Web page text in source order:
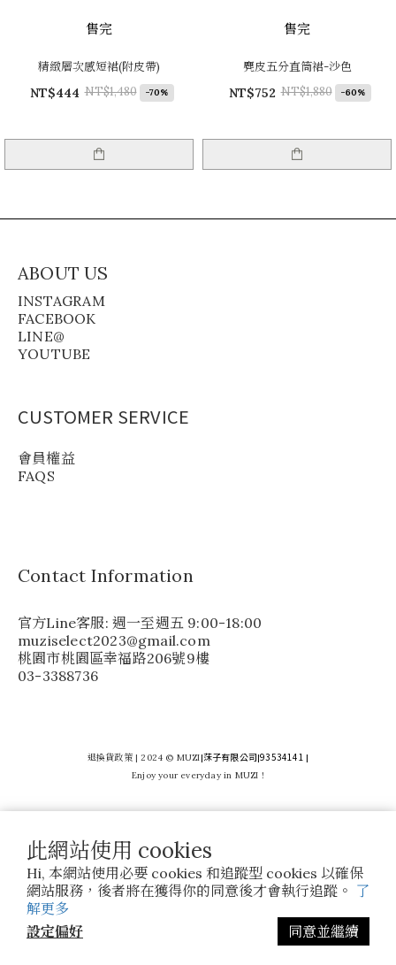
此網站使用 cookies
Hi, 本網站使用必要 cookies 和追蹤型 cookies 以確保
網站服務，後者將在獲得你的同意後才會執行追蹤。 了
解更多
設定偏好
同意並繼續
售完
精緻層次感短裙(附皮帶)
NT$444 NT$1,480 -70%
售完
麂皮五分直筒裙-沙色
NT$752 NT$1,880 -60%
ABOUT US
INSTAGRAM
FACEBOOK
LINE@
YOUTUBE
CUSTOMER SERVICE
會員權益
FAQS
Contact Information
官方Line客服: 週一至週五 9:00-18:00
muziselect2023@gmail.com
桃園市桃園區幸福路206號9樓
03-3388736
退換貨政策| 2024 © MUZI|莯子有限公司|93534141|
Enjoy your everyday in MUZI !